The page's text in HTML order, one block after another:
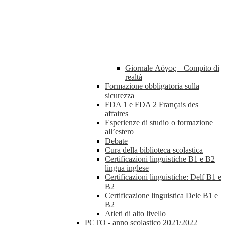
Giornale Λóγος _ Compito di
realtà
Formazione obbligatoria sulla
sicurezza
FDA 1 e FDA 2 Français des
affaires
Esperienze di studio o formazione
all’estero
Debate
Cura della biblioteca scolastica
Certificazioni linguistiche B1 e B2
lingua inglese
Certificazioni linguistiche: Delf B1 e
B2
Certificazione linguistica Dele B1 e
B2
Atleti di alto livello
PCTO - anno scolastico 2021/2022